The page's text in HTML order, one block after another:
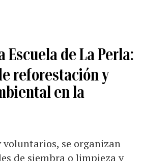
Escuela de La Perla:
reforestación y
en la
voluntarios, se organizan
de siembra o limpieza y